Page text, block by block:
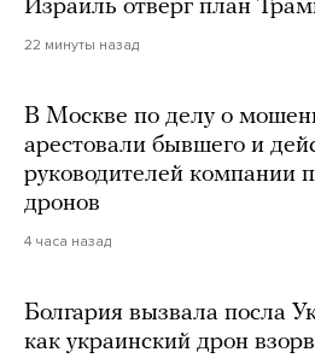
Израиль отверг план
22 минуты назад
В Москве по делу о
арестовали бывшего и
руководителей компании
дронов
4 часа назад
Болгария вызвала посла
как украинский дрон